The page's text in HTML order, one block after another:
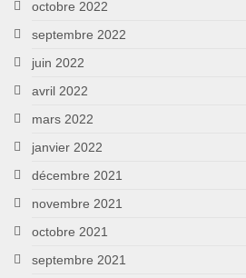
octobre 2022
septembre 2022
juin 2022
avril 2022
mars 2022
janvier 2022
décembre 2021
novembre 2021
octobre 2021
septembre 2021